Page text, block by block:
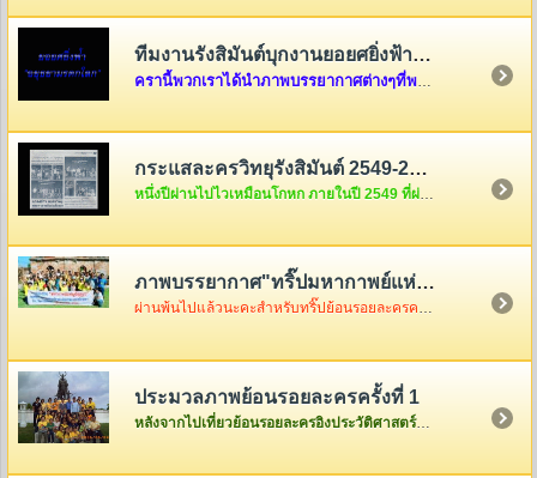
ทีมงานรังสิมันต์บุกงานยอยศยิ่งฟ้า อยุธยามรดกโลก
กระแสละครวิทยุรังสิมันต์ 2549-2550
หนึ่งปีผ่านไปไวเหมือนโกหก ภายในปี 2549 ที่ผ่านมากระแสละครวิทยุของพวกเราชาวรังสิมันต์จะเป็นอย่างไรกันบ้างนะ สงสัยแล้วใช่มั้ยล่ะคะ ถ้างั้นต้องรีบคริ๊กเข้าไปดูแล้วล่ะค่ะ ไม่งั้น out นะขอบอก...
ภาพบรรยากาศ"ทริ๊ปมหากาพย์แห่งอโยธยา"
ผ่านพ้นไปแล้วนะคะสำหรับทริ๊ปย้อนรอยละครครั้งที่ 2 เมื่อวันอาทิตย์ที่ 3 ธันวา ซึ่งในวันนั้นอากาศค่อนข้างเป็นใจไม่ค่อยร้อนมากอย่างที่คิดแต่ความสนุกจะร้อนแรงขนาดไหนต้องคริ๊กเข้าไปดูภาพกันเองค่ะ
ประมวลภาพย้อนรอยละครครั้งที่ 1
หลังจากไปเที่ยวย้อนรอยละครอิงประวัติศาสตร์ที่จังหวัดพระนครศรีอยุธยาครั้งแรกกันกลับมาแล้ว ก็เอาภาพกลับมาให้ดูเล่าสู่กันฟัง ใครเป็นใครก็ดูกันเอาเองก็แล้วกันนะคะ